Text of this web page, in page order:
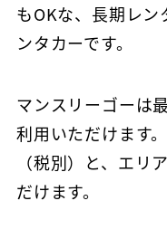
もOKな、長期レ
ンタカーです。
マンスリーゴーは
利用いただけます
（税別）と、エリ
だけます。